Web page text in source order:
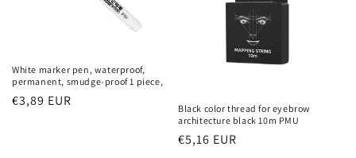
White marker pen, waterproof,
permanent, smudge-proof 1 piece,
Regular
€3,89 EUR
Black color thread for eyebrow
architecture black 10m PMU
Regular
€5,16 EUR